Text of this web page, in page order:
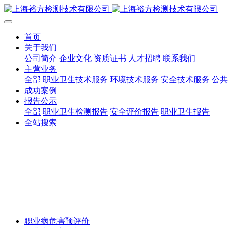
首页
关于我们
公司简介 企业文化 资质证书 人才招聘 联系我们
主营业务
全部 职业卫生技术服务 环境技术服务 安全技术服务 公
成功案例
报告公示
全部 职业卫生检测报告 安全评价报告 职业卫生报告
全站搜索
职业病危害预评价